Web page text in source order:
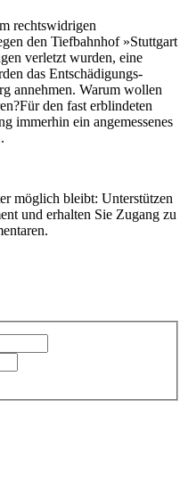
rechtswidrigen
den Tiefbahnhof »Stuttgart
verletzt wurden, eine
das Entschädigungs­
annehmen. Warum wollen
den fast erblindeten
immerhin ein angemessenes
möglich bleibt: Unterstützen
und erhalten Sie Zugang zu